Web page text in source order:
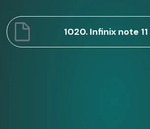
1020. Infinix note 11